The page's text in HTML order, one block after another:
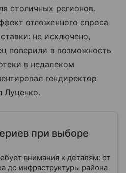
столичных регионов.
отложенного спроса
не исключено,
поверили в возможность
в недалеком
гендиректор
Луценко.
при выборе
внимания к деталям: от
до инфраструктуры района